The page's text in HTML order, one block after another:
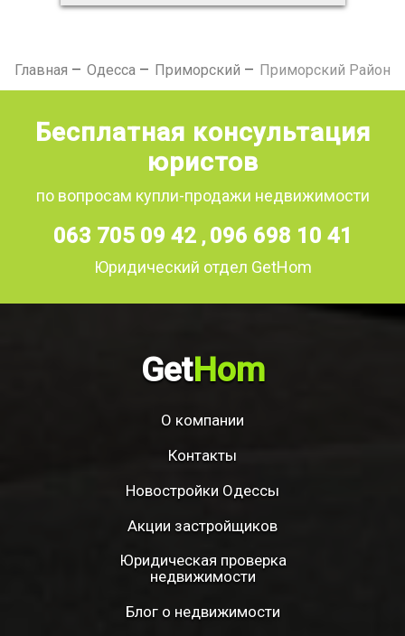
Главная Одесса Приморский Приморский Район
Бесплатная консультация
юристов
по вопросам купли-продажи недвижимости
063 705 09 42 , 096 698 10 41
Юридический отдел GetHom
GetHom
О компании
Контакты
Новостройки Одессы
Акции застройщиков
Юридическая проверка
недвижимости
Блог о недвижимости